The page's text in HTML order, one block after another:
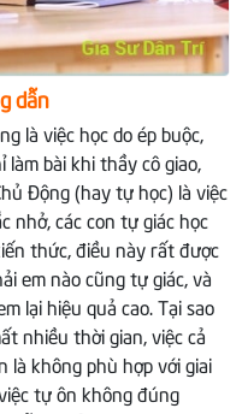
dẫn
là việc học do ép buộc,
làm bài khi thầy cô giao,
Động (hay tự học) là việc
nhở, các con tự giác học
thức, điều này rất được
em nào cũng tự giác, và
lại hiệu quả cao. Tại sao
nhiều thời gian, việc cả
là không phù hợp với giai
tự ôn không đúng